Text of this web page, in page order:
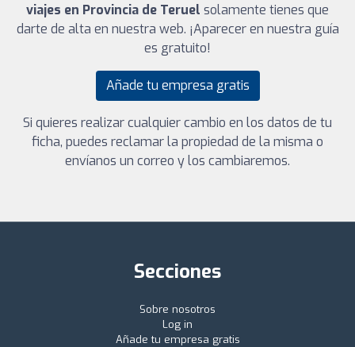
viajes en Provincia de Teruel solamente tienes que
darte de alta en nuestra web. ¡Aparecer en nuestra guía
es gratuito!
Añade tu empresa gratis
Si quieres realizar cualquier cambio en los datos de tu
ficha, puedes reclamar la propiedad de la misma o
envíanos un correo y los cambiaremos.
Secciones
Sobre nosotros
Log in
Añade tu empresa gratis